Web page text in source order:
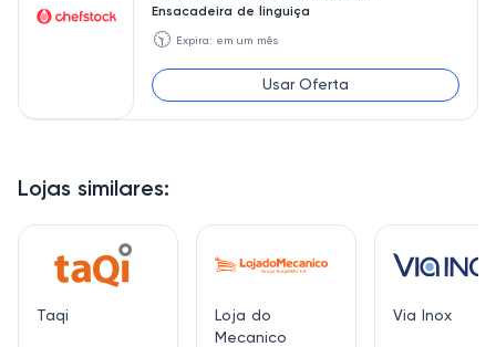
Lojas similares:
Taqi
Loja do
Mecanico
Via Inox
Ensacadeira de linguiça
🕥 Expira: em um mês
Usar Oferta